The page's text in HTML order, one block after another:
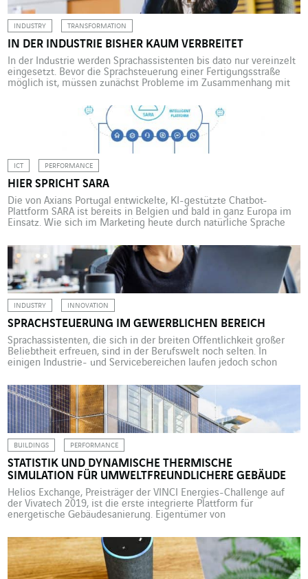
INDUSTRY TRANSFORMATION
IN DER INDUSTRIE BISHER KAUM VERBREITET
In der Industrie werden Sprachassistenten bis dato nur vereinzelt
eingesetzt. Bevor die Sprachsteuerung einer Fertigungsstraße
möglich ist, müssen zunächst Probleme im Zusammenhang mit
„Athena, Maschine vorheizen!“, ruft ein Techniker mit drahtloser
Hör-Sprech-Garnitur vor einer Werkzeugmaschine. „Die Maschine
ist vorgeheizt“, antwortet eine künstliche Frauenstimme. Dieser
Dialog zwischen Mensch und […]
ICT PERFORMANCE
HIER SPRICHT SARA
Die von Axians Portugal entwickelte, KI-gestützte Chatbot-
Plattform SARA ist bereits in Belgien und bald in ganz Europa im
Einsatz. Wie sich im Marketing heute durch natürliche Sprache
eingesetzte Dialogsysteme, haben sich in den letzten Jahren
rapide vermehrt. Dank Fortschritten im Bereich künstliche
Intelligenz wurden sie zu „Voicebots“ […]
INDUSTRY INNOVATION
SPRACHSTEUERUNG IM GEWERBLICHEN BEREICH
Sprachassistenten, die sich in der breiten Öffentlichkeit großer
Beliebtheit erfreuen, sind in der Berufswelt noch selten. In
einigen Industrie- und Servicebereichen laufen jedoch schon
zwischen Mensch und Maschine zu erproben. Zur
Kontaktaufnahme mit dem Sprachassistenten bietet der
Weltmarktführer Amazon, bis vor Kurzem nur per Echo-Box mit
Alexa […]
BUILDINGS PERFORMANCE
STATISTIK UND DYNAMISCHE THERMISCHE
SIMULATION FÜR UMWELTFREUNDLICHERE GEBÄUDE
Helios Exchange, Preisträger der VINCI Energies-Challenge auf
der Vivatech 2019, ist die erste integrierte Plattform für
energetische Gebäudesanierung. Eigentümer von
Die Eigentümer von Dienstleistungsgebäuden ab einer Größe von
1000 Quadratmetern haben kaum noch eine Wahl: Sie müssen
den Energieverbrauch ihrer Liegenschaften senken. In Frankreich
schreibt ein kürzlich […]